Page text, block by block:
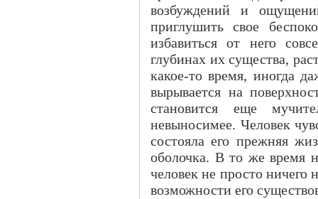
возбуждений и
приглушить свое
избавиться от него
глубинах их существа,
какое-то время, иногда
вырывается на
становится еще
невыносимее. Человек
состояла его прежняя
оболочка. В то же время
человек не просто ничего
возможности его